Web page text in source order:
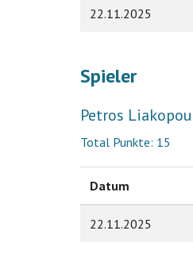
22.11.2025
Spieler
Petros
Total Punkte: 15
Datum
22.11.2025